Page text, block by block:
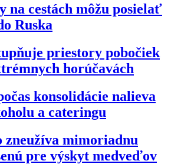
na cestách môžu posielať
Ruska
priestory pobočiek
horúčavách
konsolidácie nalieva
a cateringu
zneužíva mimoriadnu
pre výskyt medveďov